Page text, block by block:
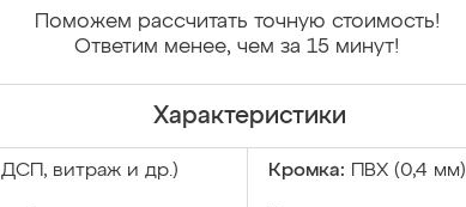
Поможем рассчитать точную стоимость!
Ответим менее, чем за 15 минут!
Характеристики
витраж и др.) Кромка: ПВХ (0,4 мм)